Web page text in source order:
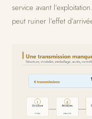
service avant
peut ruiner l’effet